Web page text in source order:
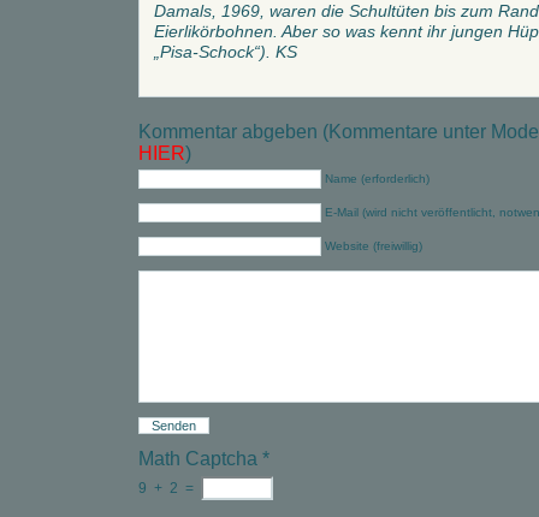
Damals, 1969, waren die Schultüten bis zum
Eierlikörbohnen. Aber so was kennt ihr jungen
„Pisa-Schock“). KS
Kommentar abgeben (Kommentare unter
HIER)
Name (erforderlich)
E-Mail (wird nicht veröffentlicht,
Website (freiwillig)
Math Captcha *
9 + 2 =